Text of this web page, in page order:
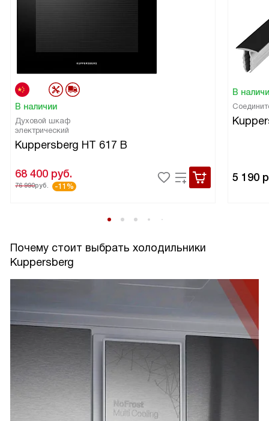
В наличии
Духовой шкаф
электрический
Kuppersberg HT 617 B
68 400 руб.
76 990руб. -11%
В
5 190
Почему стоит выбрать холодильники
Kuppersberg